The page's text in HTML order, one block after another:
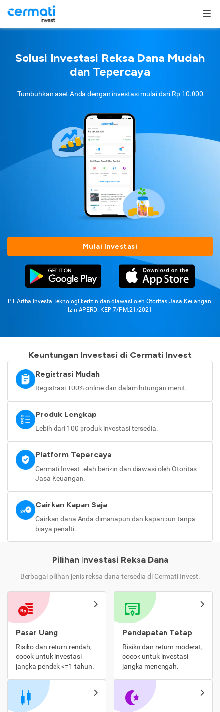
Solusi Investasi Reksa Dana Mudah
dan Tepercaya
Tumbuhkan aset Anda dengan investasi mulai dari Rp 10.000
Mulai Investasi
PT Artha Investa Teknologi berizin dan diawasi oleh Otoritas Jasa Keuangan.
Izin APERD: KEP-7/PM.21/2021
Keuntungan Investasi di Cermati Invest
Registrasi Mudah
Registrasi 100% online dan dalam hitungan menit.
Produk Lengkap
Lebih dari 100 produk investasi tersedia.
Platform Tepercaya
Cermati Invest telah berizin dan diawasi oleh Otoritas
Jasa Keuangan.
Cairkan Kapan Saja
Cairkan dana Anda dimanapun dan kapanpun tanpa
biaya penalti.
Pilihan Investasi Reksa Dana
Berbagai pilihan jenis reksa dana tersedia di Cermati Invest.
Pasar Uang
Risiko dan return rendah,
cocok untuk investasi
jangka pendek <=1 tahun.
Pendapatan Tetap
Risiko dan return moderat,
cocok untuk investasi
jangka menengah.